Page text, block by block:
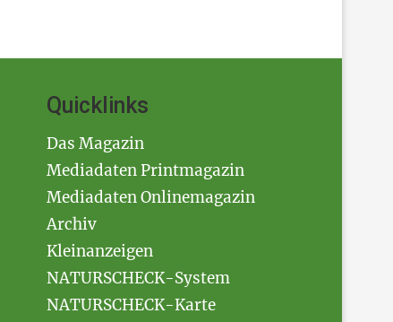
Quicklinks
Das Magazin
Mediadaten Printmagazin
Mediadaten Onlinemagazin
Archiv
Kleinanzeigen
NATURSCHECK-System
NATURSCHECK-Karte